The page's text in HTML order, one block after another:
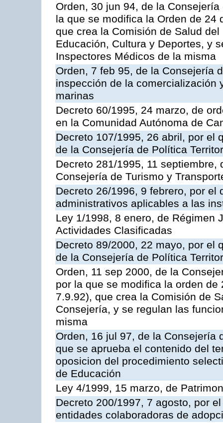
Orden, 30 jun 94, de la
la que se modifica la Orden de 24
que crea la Comisión de Salud
Educación, Cultura y Deportes, y
Inspectores Médicos de la misma
Orden, 7 feb 95, de la Consejería
inspección de la comercialización
marinas
Decreto 60/1995, 24 marzo, de
en la Comunidad Autónoma de
Decreto 107/1995, 26 abril, por el
de la Consejería de Política
Decreto 281/1995, 11
Consejería de Turismo y
Decreto 26/1996, 9 febrero, por
administrativos aplicables a las
Ley 1/1998, 8 enero, de Régimen
Actividades Clasificadas
Decreto 89/2000, 22 mayo, por el
de la Consejería de Política
Orden, 11 sep 2000, de la
por la que se modifica la orden
7.9.92), que crea la Comisión de
Consejería, y se regulan las
misma
Orden, 16 jul 97, de la Consejería
que se aprueba el contenido del
oposicion del procedimiento
de Educación
Ley 4/1999, 15 marzo, de
Decreto 200/1997, 7 agosto, por
entidades colaboradoras de